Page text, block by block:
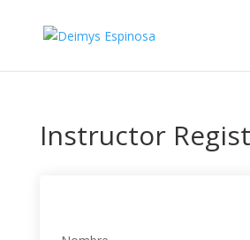
Instructor